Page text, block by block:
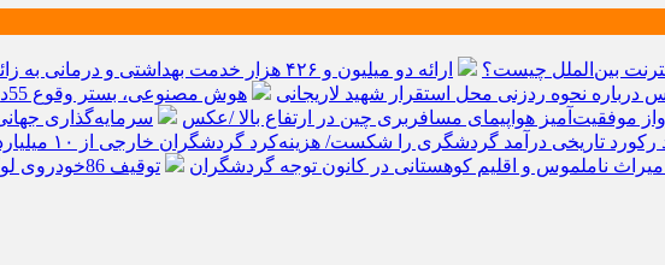
ارائه دو میلیون و ۴۲۶ هزار خدمت بهداشتی و درمانی به زائران
درباره نحوه ردزنی محل استقرار شهید لاریجانی هوش مصنوعی، بستر وقوع 55درصد جرایم سایبری آفریقاست
موفقیت‌آمیز هواپیمای مسافربری چین در ارتفاع بالا /عکس
سرمایه‌گذاری
تاریخی درآمد گردشگری را شکست/ هزینه‌کرد گردشگران خارجی از ۱۰ میلیارد یورو فراتر رفت
ناملموس و اقلیم کوهستانی در کانون توجه گردشگران
توقیف 86خودروی لوکس، 187 قطعه زمین و 86 آپارتمان تراستی‌ها